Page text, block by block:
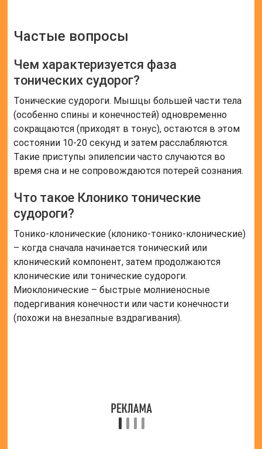
Частые вопросы
Чем характеризуется фаза
тонических судорог?
Тонические судороги. Мышцы большей части тела
(особенно спины и конечностей) одновременно
сокращаются (приходят в тонус), остаются в этом
состоянии 10-20 секунд и затем расслабляются.
Такие приступы эпилепсии часто случаются во
время сна и не сопровождаются потерей сознания.
Что такое Клонико тонические
судороги?
Тонико-клонические (клонико-тонико-клонические)
– когда сначала начинается тонический или
клонический компонент, затем продолжаются
клонические или тонические судороги.
Миоклонические – быстрые молниеносные
подергивания конечности или части конечности
(похожи на внезапные вздрагивания).